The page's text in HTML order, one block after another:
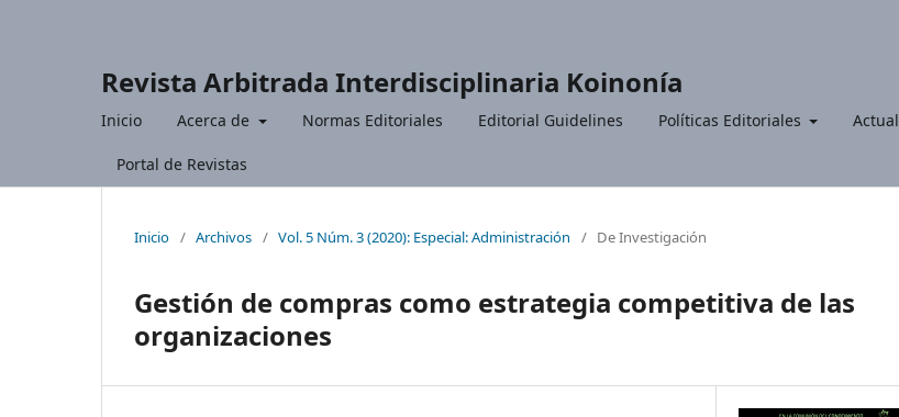
Revista Arbitrada Interdisciplinaria Koinonía
Inicio Acerca de Normas Editoriales Editorial Guidelines Políticas Editoriales Actual
Portal de Revistas
Inicio / Archivos / Vol. 5 Núm. 3 (2020): Especial: Administración / De Investigación
Gestión de compras como estrategia competitiva de las
organizaciones